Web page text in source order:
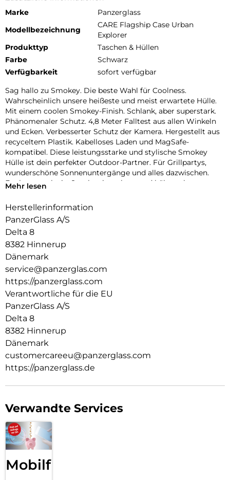
Marke
Panzerglass
Modellbezeichnung
CARE Flagship Case Urban
Explorer
Produkttyp
Taschen & Hüllen
Farbe
Schwarz
Verfügbarkeit
sofort verfügbar
Sag hallo zu Smokey. Die beste Wahl für Coolness.
Wahrscheinlich unsere heißeste und meist erwartete Hülle.
Mit einem coolen Smokey-Finish. Schlank, aber superstark.
Phänomenaler Schutz. 4,8 Meter Falltest aus allen Winkeln
und Ecken. Verbesserter Schutz der Kamera. Hergestellt aus
recyceltem Plastik. Kabelloses Laden und MagSafe-
kompatibel. Diese leistungsstarke und stylische Smokey
Hülle ist dein perfekter Outdoor-Partner. Für Grillpartys,
wunderschöne Sonnenuntergänge und alles dazwischen.
Egal wo, egal wie, Smokey ist robust und hält auch extremen
CARE CARE ist eine verspielte und schützende internationale
Tech- und Lifestyle-Marke, die aus den hochwertigsten
Materialien hergestellt und von Mode-, Kunst- und
Musiktrends beeinflusst wird. Wir kümmern uns um
Menschen und die Welt, in der wir leben. Wir legen Wert auf
Nachhaltigkeit und Selbstdarstellung. Wir kümmern uns um
Technik und die Lebensdauer von Technik. Verwandle dein
Handy in ein stilvoll geschütztes Accessoire. Zeig der Welt,
dass du dich um sie sorgst.
Mehr lesen
Herstellerinformation
PanzerGlass A/S
Delta 8
8382 Hinnerup
Dänemark
service@panzerglas.com
https://panzerglass.com
Verantwortliche für die EU
PanzerGlass A/S
Delta 8
8382 Hinnerup
Dänemark
customercareeu@panzerglass.com
https://panzerglass.de
Verwandte Services
Mobilfunk